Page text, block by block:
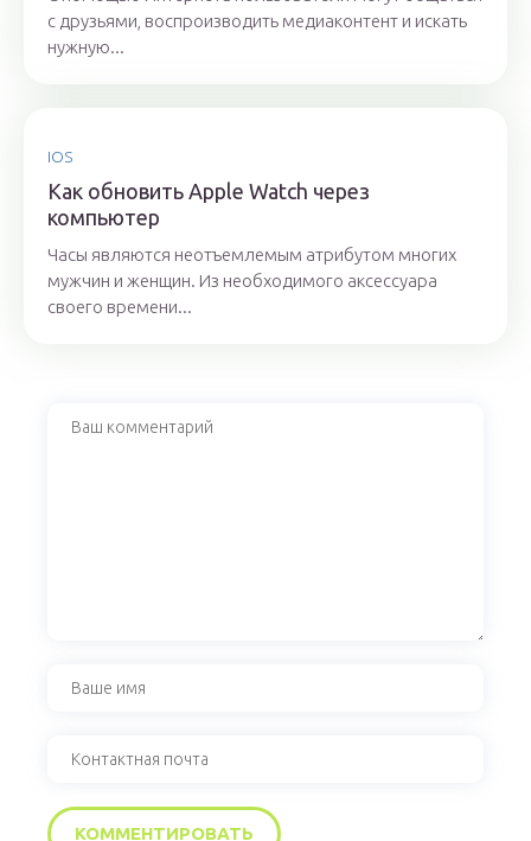
с друзьями, воспроизводить медиаконтент и искать
нужную...
IOS
Как обновить Apple Watch через
компьютер
Часы являются неотъемлемым атрибутом многих
мужчин и женщин. Из необходимого аксессуара
своего времени...